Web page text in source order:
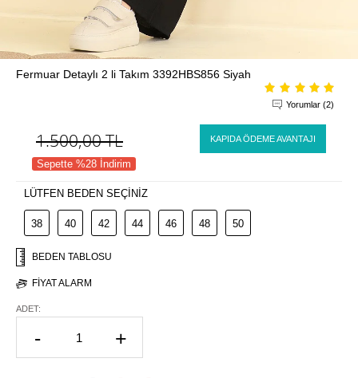
Fermuar Detaylı 2 li Takım 3392HBS856 Siyah
Yorumlar (2)
1.500,00TL KAPIDA ÖDEME AVANTAJI
Sepette %28 İndirim
LÜTFEN BEDEN SEÇİNİZ
38 40 42 44 46 48 50
BEDEN TABLOSU
FIYAT ALARM
ADET:
- +